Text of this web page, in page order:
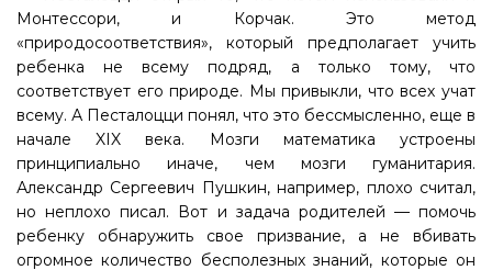
Монтессори, и Корчак. Это метод
«природосоответствия», который предполагает учить
ребенка не всему подряд, а только тому, что
соответствует его природе. Мы привыкли, что всех учат
всему. А Песталоцци понял, что это бессмысленно, еще в
начале XIX века. Мозги математика устроены
принципиально иначе, чем мозги гуманитария.
Александр Сергеевич Пушкин, например, плохо считал,
но неплохо писал. Вот и задача родителей — помочь
ребенку обнаружить свое призвание, а не вбивать
огромное количество бесполезных знаний, которые он